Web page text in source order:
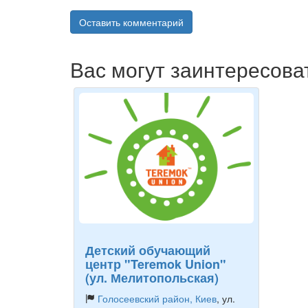
Оставить комментарий
Вас могут
Детский обучающий
центр "Teremok Union"
(ул. Мелитопольская)
Голосеевский район, Киев, ул.